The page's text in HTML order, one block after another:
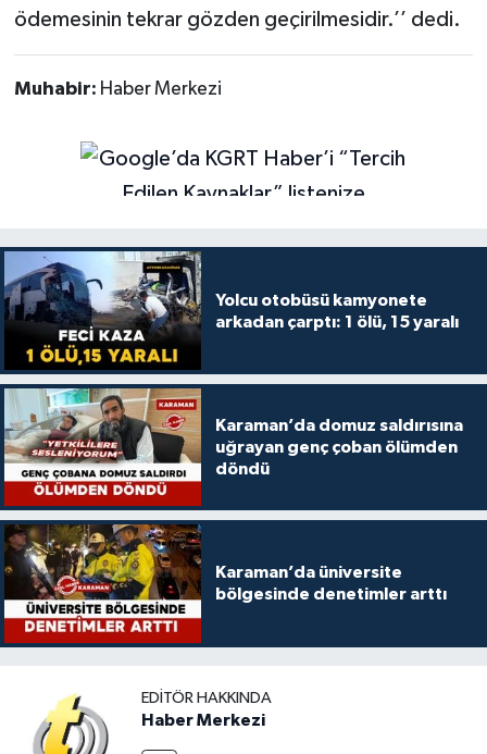
ödemesinin tekrar gözden geçirilmesidir.’’ dedi.
Muhabir: Haber Merkezi
Yolcu otobüsü kamyonete
arkadan çarptı: 1 ölü, 15 yaralı
Karaman’da domuz saldırısına
uğrayan genç çoban ölümden
döndü
Karaman’da üniversite
bölgesinde denetimler arttı
EDITÖR HAKKINDA
Haber Merkezi